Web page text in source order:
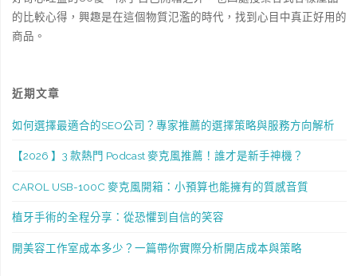
的比較心得，興趣是在這個物質氾濫的時代，找到心目中真正好用的
商品。
近期文章
如何選擇最適合的SEO公司？專家推薦的選擇策略與服務方向解析
【2026 】3 款熱門 Podcast 麥克風推薦！誰才是新手神機？
CAROL USB-100C 麥克風開箱：小預算也能擁有的質感音質
植牙手術的全程分享：從恐懼到自信的笑容
開美容工作室成本多少？一篇帶你實際分析開店成本與策略